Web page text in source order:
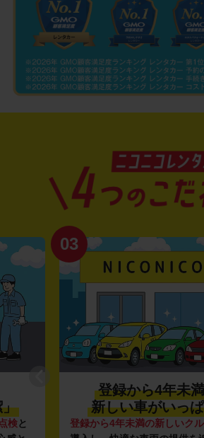
」
検と
03
登録から4年未
新しい車がいっ
登録から4年未満の新しいク